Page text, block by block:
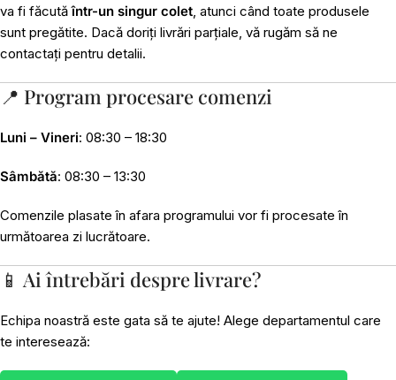
va fi făcutăîntr-un singur colet, atunci când toate produsele
sunt pregătite. Dacă doriți livrări parțiale, vă rugăm să ne
contactați pentru detalii.
📍 Program procesare comenzi
Luni – Vineri: 08:30 – 18:30
Sâmbătă: 08:30 – 13:30
Comenzile plasate în afara programului vor fi procesate în
următoarea zi lucrătoare.
📱 Ai întrebări despre livrare?
Echipa noastră este gata să te ajute! Alege departamentul care
te interesează: